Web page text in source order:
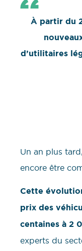
À partir du
d’utilitaires
Un an plus
encore être
Cette
prix des
centaines à 2
experts du